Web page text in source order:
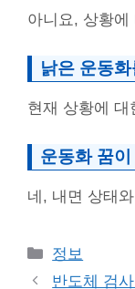
아니요, 상황
낡은 운동
현재 상황에 대
운동화 꿈
네, 내면 상태
Categories
정보
반도체 검